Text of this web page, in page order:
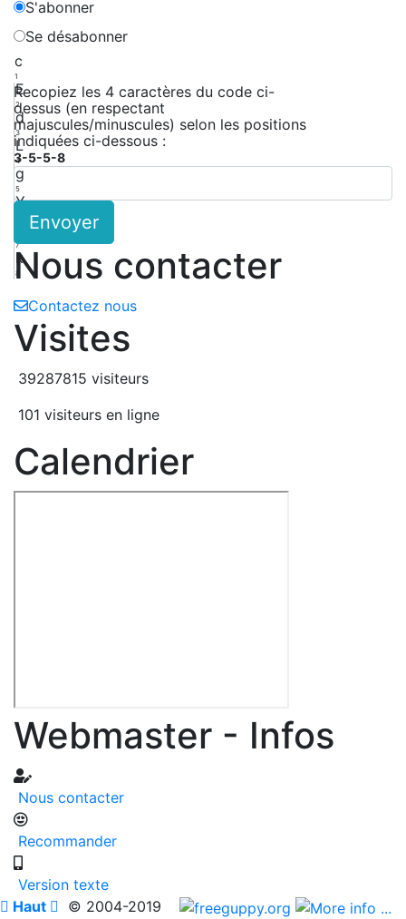
S'abonner
Se désabonner
c
1
E
2
d
3
L
4
g
5
Y
7
k
8
Recopiez les 4 caractères du code ci-
dessus (en respectant
majuscules/minuscules) selon les positions
indiquées ci-dessous :
3-5-5-8
Envoyer
Nous contacter
Contactez nous
Visites
39287815 visiteurs
101 visiteurs en ligne
Calendrier
Webmaster - Infos
Nous contacter
Recommander
Version texte
 Haut  © 2004-2019